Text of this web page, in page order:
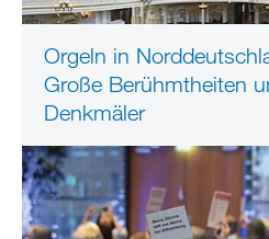
Orgeln in
Große Berühmtheiten
Denkmäler